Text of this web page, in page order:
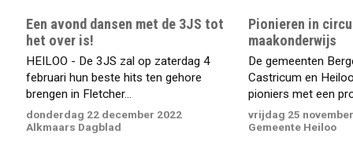
Een avond dansen met de 3JS tot
het over is!
HEILOO - De 3JS zal op zaterdag 4
februari hun beste hits ten gehore
brengen in Fletcher...
donderdag 22 december 2022
Alkmaars Dagblad
Pionieren in
maakonderwijs
De gemeenten
Castricum en
pioniers met een
vrijdag 25
Gemeente Heiloo